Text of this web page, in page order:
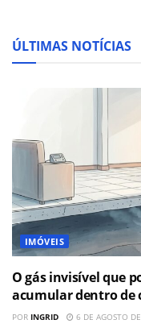
ÚLTIMAS NOTÍCIAS
IMÓVEIS
O gás invisível que
acumular dentro de
POR INGRID 6 DE AGOSTO